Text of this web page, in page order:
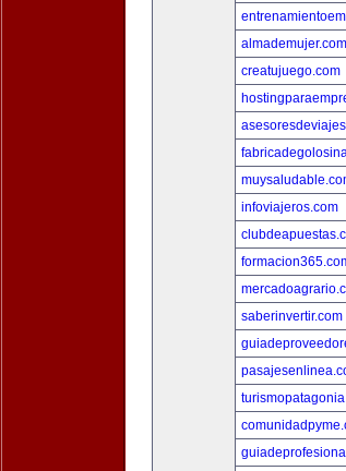
almademujer.com
creatujuego.com
infoviajeros.com
saberinvertir.com